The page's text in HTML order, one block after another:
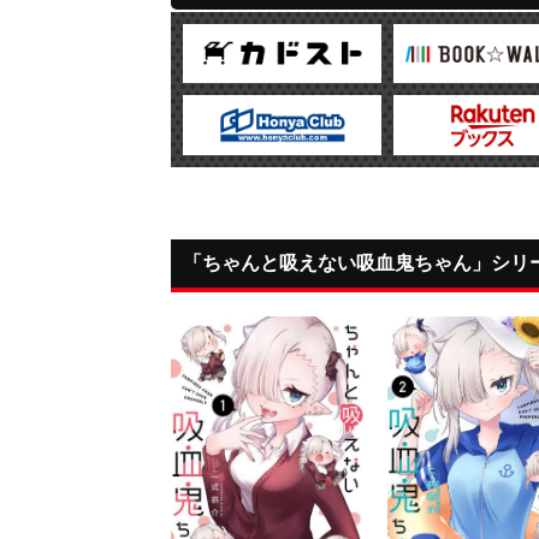
「ちゃんと吸えない吸血鬼ちゃん」シリ